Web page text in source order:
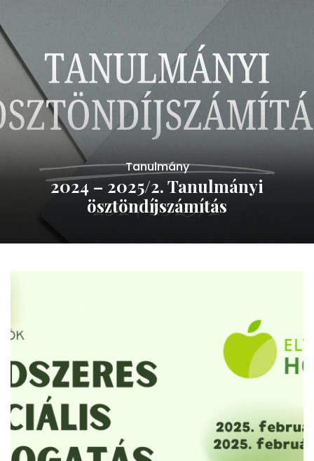
Tanulmány
2024 – 2025/2. Tanulmányi
ösztöndíjszámítás